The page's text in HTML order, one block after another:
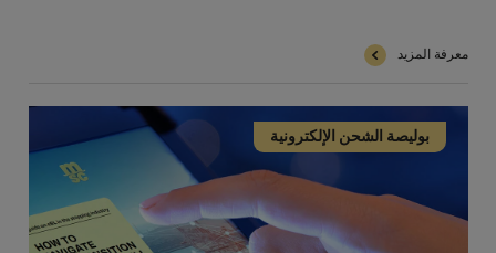
معرفة المزيد
بوليصة الشحن الإلكترونية